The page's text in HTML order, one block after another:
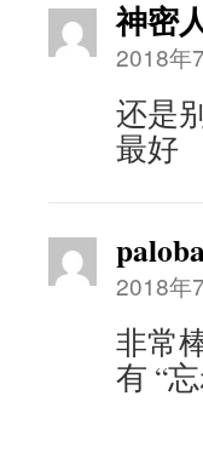
神密
2018年
还是
最好
2018年
非常
有 “